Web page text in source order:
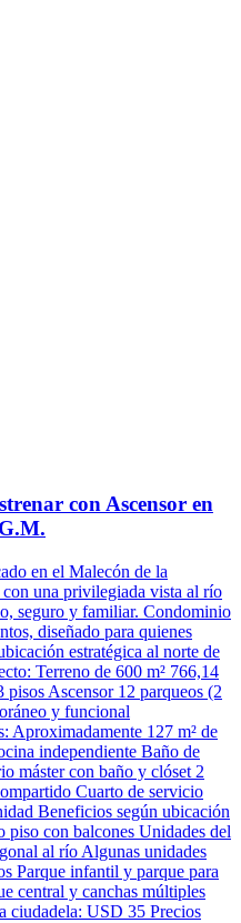
con Ascensor en
en el Malecón de la
una privilegiada vista al río
seguro y familiar. Condominio
diseñado para quienes
estratégica al norte de
Terreno de 600 m² 766,14
Ascensor 12 parqueos (2
y funcional
Aproximadamente 127 m² de
independiente Baño de
máster con baño y clóset 2
Cuarto de servicio
Beneficios según ubicación
piso con balcones Unidades del
al río Algunas unidades
Parque infantil y parque para
central y canchas múltiples
ciudadela: USD 35 Precios